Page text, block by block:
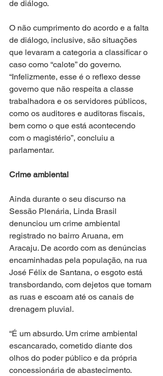
de diálogo.
O não cumprimento do acordo e a falta
de diálogo, inclusive, são situações
que levaram a categoria a classificar o
caso como “calote” do governo.
“Infelizmente, esse é o reflexo desse
governo que não respeita a classe
trabalhadora e os servidores públicos,
como os auditores e auditoras fiscais,
bem como o que está acontecendo
com o magistério”, concluiu a
parlamentar.
Crime ambiental
Ainda durante o seu discurso na
Sessão Plenária, Linda Brasil
denunciou um crime ambiental
registrado no bairro Aruana, em
Aracaju. De acordo com as denúncias
encaminhadas pela população, na rua
José Félix de Santana, o esgoto está
transbordando, com dejetos que tomam
as ruas e escoam até os canais de
drenagem pluvial.
“É um absurdo. Um crime ambiental
escancarado, cometido diante dos
olhos do poder público e da própria
concessionária de abastecimento.